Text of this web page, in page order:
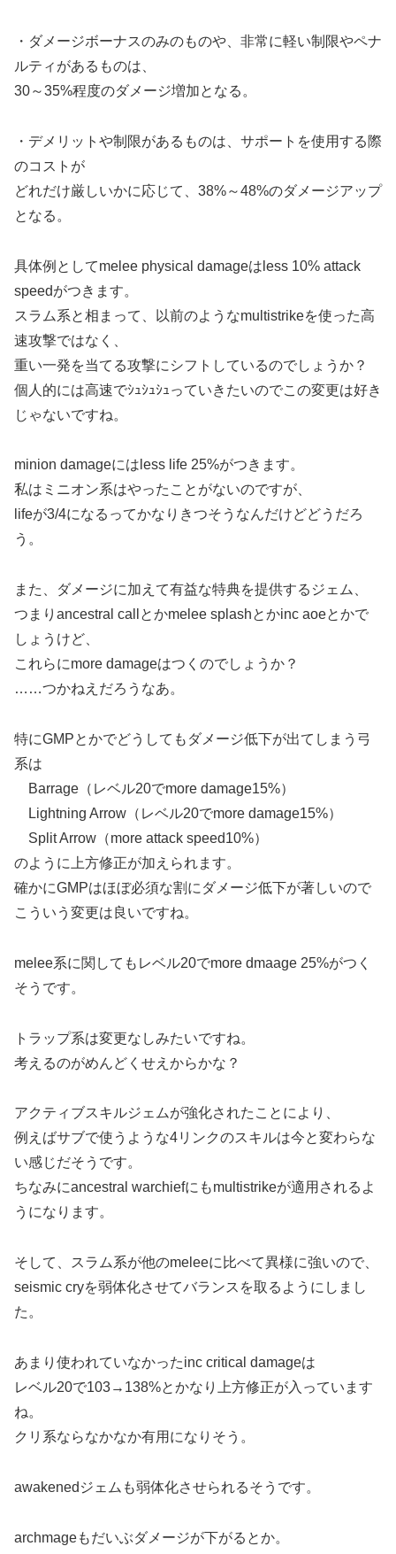
・ダメージボーナスのみのものや、非常に軽い制限やペナ
ルティがあるものは、
30～35%程度のダメージ増加となる。
・デメリットや制限があるものは、サポートを使用する際
のコストが
どれだけ厳しいかに応じて、38%～48%のダメージアップ
となる。
具体例としてmelee physical damageはless 10% attack
speedがつきます。
スラム系と相まって、以前のようなmultistrikeを使った高
速攻撃ではなく、
重い一発を当てる攻撃にシフトしているのでしょうか？
個人的には高速でｼｭｼｭｼｭっていきたいのでこの変更は好き
じゃないですね。
minion damageにはless life 25%がつきます。
私はミニオン系はやったことがないのですが、
lifeが3/4になるってかなりきつそうなんだけどどうだろ
う。
また、ダメージに加えて有益な特典を提供するジェム、
つまりancestral callとかmelee splashとかinc aoeとかで
しょうけど、
これらにmore damageはつくのでしょうか？
……つかねえだろうなあ。
特にGMPとかでどうしてもダメージ低下が出てしまう弓
系は
Barrage（レベル20でmore damage15%）
Lightning Arrow（レベル20でmore damage15%）
Split Arrow（more attack speed10%）
のように上方修正が加えられます。
確かにGMPはほぼ必須な割にダメージ低下が著しいので
こういう変更は良いですね。
melee系に関してもレベル20でmore dmaage 25%がつく
そうです。
トラップ系は変更なしみたいですね。
考えるのがめんどくせえからかな？
アクティブスキルジェムが強化されたことにより、
例えばサブで使うような4リンクのスキルは今と変わらな
い感じだそうです。
ちなみにancestral warchiefにもmultistrikeが適用されるよ
うになります。
そして、スラム系が他のmeleeに比べて異様に強いので、
seismic cryを弱体化させてバランスを取るようにしまし
た。
あまり使われていなかったinc critical damageは
レベル20で103→138%とかなり上方修正が入っています
ね。
クリ系ならなかなか有用になりそう。
awakenedジェムも弱体化させられるそうです。
archmageもだいぶダメージが下がるとか。